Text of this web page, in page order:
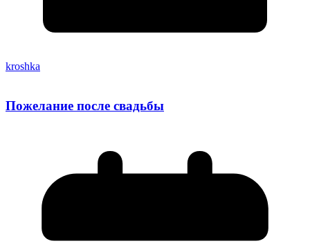
kroshka
Пожелание после свадьбы